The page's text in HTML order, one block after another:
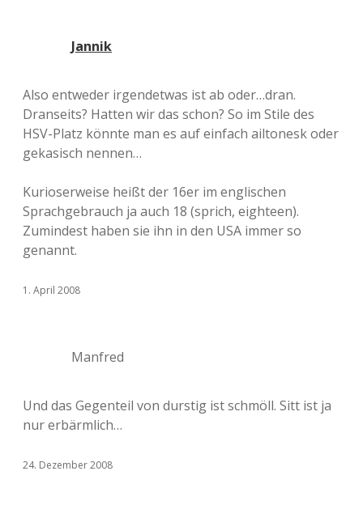
Jannik
Also entweder irgendetwas ist ab oder…dran.
Dranseits? Hatten wir das schon? So im Stile des
HSV-Platz könnte man es auf einfach ailtonesk oder
gekasisch nennen…
Kurioserweise heißt der 16er im englischen
Sprachgebrauch ja auch 18 (sprich, eighteen).
Zumindest haben sie ihn in den USA immer so
genannt.
1. April 2008
Manfred
Und das Gegenteil von durstig ist schmöll. Sitt ist ja
nur erbärmlich…
24. Dezember 2008